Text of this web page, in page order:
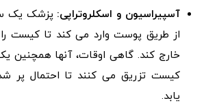
آسپیراسیون و اسکلروتراپی: پزشک یک
از طریق پوست وارد می کند تا کیست را
خارج کند. گاهی اوقات، آنها
کیست تزریق می کنند تا احتمال
یابد.